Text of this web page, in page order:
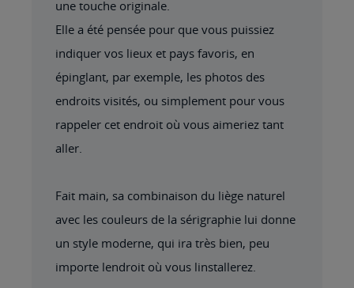
une touche originale.
Elle a été pensée pour que vous puissiez
indiquer vos lieux et pays favoris, en
épinglant, par exemple, les photos des
endroits visités, ou simplement pour vous
rappeler cet endroit où vous aimeriez tant
aller.
Fait main, sa combinaison du liège naturel
avec les couleurs de la sérigraphie lui donne
un style moderne, qui ira très bien, peu
importe lendroit où vous linstallerez.